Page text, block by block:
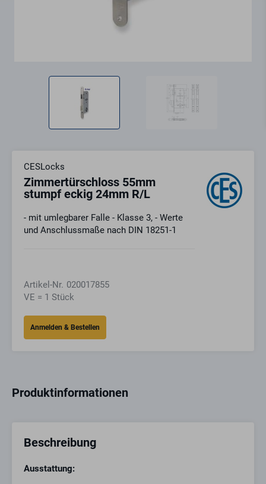
CESLocks
Zimmertürschloss 55mm
stumpf eckig 24mm R/L
- mit umlegbarer Falle - Klasse 3, - Werte
und Anschlussmaße nach DIN 18251-1
Artikel-Nr. 020017855
VE = 1 Stück
Produktinformationen
Beschreibung
Ausstattung: